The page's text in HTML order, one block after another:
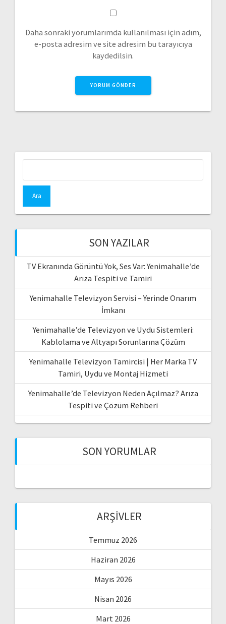
Daha sonraki yorumlarımda kullanılması için adım,
e-posta adresim ve site adresim bu tarayıcıya
kaydedilsin.
SON YAZILAR
TV Ekranında Görüntü Yok, Ses Var: Yenimahalle’de
Arıza Tespiti ve Tamiri
Yenimahalle Televizyon Servisi – Yerinde Onarım
İmkanı
Yenimahalle’de Televizyon ve Uydu Sistemleri:
Kablolama ve Altyapı Sorunlarına Çözüm
Yenimahalle Televizyon Tamircisi | Her Marka TV
Tamiri, Uydu ve Montaj Hizmeti
Yenimahalle’de Televizyon Neden Açılmaz? Arıza
Tespiti ve Çözüm Rehberi
SON YORUMLAR
ARŞIVLER
Temmuz 2026
Haziran 2026
Mayıs 2026
Nisan 2026
Mart 2026